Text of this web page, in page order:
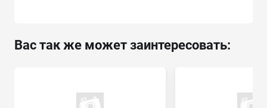
Вас так же может заинтересовать: